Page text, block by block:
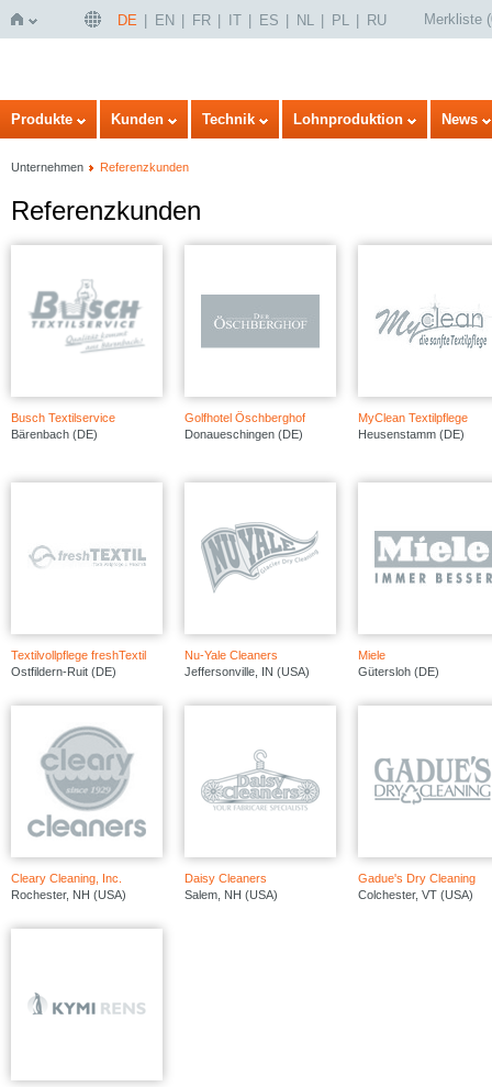
Startseite
DE EN FR IT ES NL PL RU Merkliste (
Produkte Kunden Technik Lohnproduktion News
Unternehmen Referenzkunden
Referenzkunden
Busch Textilservice
Bärenbach (DE)
Golfhotel Öschberghof
Donaueschingen (DE)
MyClean Textilpflege
Heusenstamm (DE)
Textilvollpflege freshTextil
Ostfildern-Ruit (DE)
Nu-Yale Cleaners
Jeffersonville, IN (USA)
Miele
Gütersloh (DE)
Cleary Cleaning, Inc.
Rochester, NH (USA)
Daisy Cleaners
Salem, NH (USA)
Gadue's Dry Cleaning
Colchester, VT (USA)